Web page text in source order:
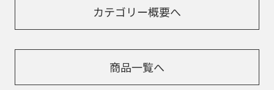
カテゴリー概要へ
商品一覧へ